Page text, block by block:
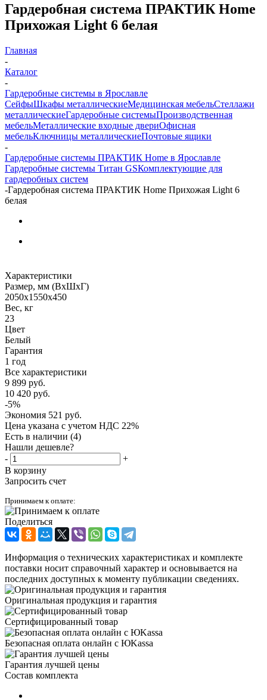
Гардеробная система ПРАКТИК Home
Прихожая Light 6 белая
Главная
-
Каталог
-
Гардеробные системы в Ярославле
СейфыШкафы металлическиеМедицинская мебельСтеллажи
металлическиеГардеробные системыПроизводственная
мебельМеталлические входные двериОфисная
мебельКлючницы металлическиеПочтовые ящики
-
Гардеробные системы ПРАКТИК Home в Ярославле
Гардеробные системы Титан GSКомплектующие для
гардеробных систем
-Гардеробная система ПРАКТИК Home Прихожая Light 6
белая
Характеристики
Размер, мм (ВхШхГ)
2050x1550x450
Вес, кг
23
Цвет
Белый
Гарантия
1 год
Все характеристики
9 899 руб.
10 420 руб.
-5%
Экономия 521 руб.
Цена указана с учетом НДС 22%
Есть в наличии (4)
Нашли дешевле?
-
+
В корзину
Запросить счет
Принимаем к оплате:
Поделиться
Информация о технических характеристиках и комплекте
поставки носит справочный характер и основывается на
последних доступных к моменту публикации сведениях.
Оригинальная продукция и гарантия
Сертифицированный товар
Безопасная оплата онлайн с ЮKassa
Гарантия лучшей цены
Состав комплекта